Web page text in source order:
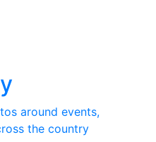
around events,
the country